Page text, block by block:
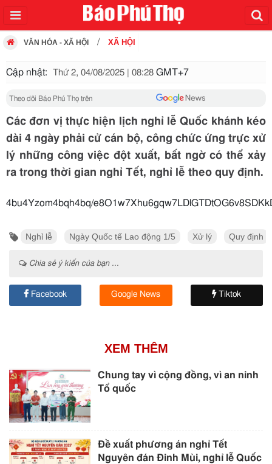
VĂN HÓA - XÃ HỘI XÃ HỘI
Cập nhật: Thứ 2, 04/08/2025 | 08:28 GMT+7
Theo dõi Báo Phú Thọ trên
Các đơn vị thực hiện lịch nghỉ lễ Quốc khánh kéo
dài 4 ngày phải cử cán bộ, công chức ứng trực xử
lý những công việc đột xuất, bất ngờ có thể xảy
ra trong thời gian nghỉ Tết, nghỉ lễ theo quy định.
4bu4Yzom4bqh4bq/
Nghỉ lễ Ngày Quốc tế Lao động 1/5 Xử lý Quy định
Chia sẻ ý kiến của bạn ...
Facebook Google News Tiktok
XEM THÊM
Chung tay vì cộng đồng, vì an ninh
Tổ quốc
Đề xuất phương án nghỉ Tết
Nguyên đán Đinh Mùi, nghỉ lễ Quốc